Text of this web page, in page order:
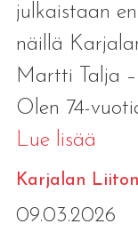
julkaistaan
näillä
Martti Talja
Olen 74-
Lue lisää
Karjalan
09.03.2026